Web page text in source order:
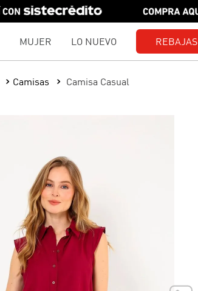
MUJER LO NUEVO REBAJAS
Camisas Camisa Casual